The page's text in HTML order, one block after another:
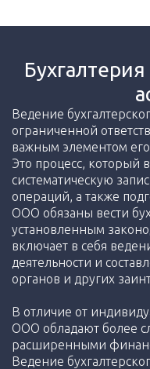
Ведение
ограниченной
важным элементом
Это процесс, который
систематическую
операций, а также
ООО обязаны вести
установленным
включает в себя
деятельности и
органов и других
В отличие от
ООО обладают более
расширенными
Ведение